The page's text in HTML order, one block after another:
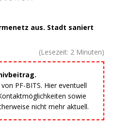
aus. Stadt saniert
(Lesezeit: 2 Minuten)
PF-BITS. Hier eventuell
sowie
nicht mehr aktuell.